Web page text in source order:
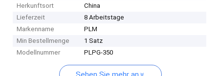
Herkunftsort
China
Lieferzeit
8 Arbeitstage
Markenname
PLM
Min Bestellmenge
1 Satz
Modellnummer
PLPG-350